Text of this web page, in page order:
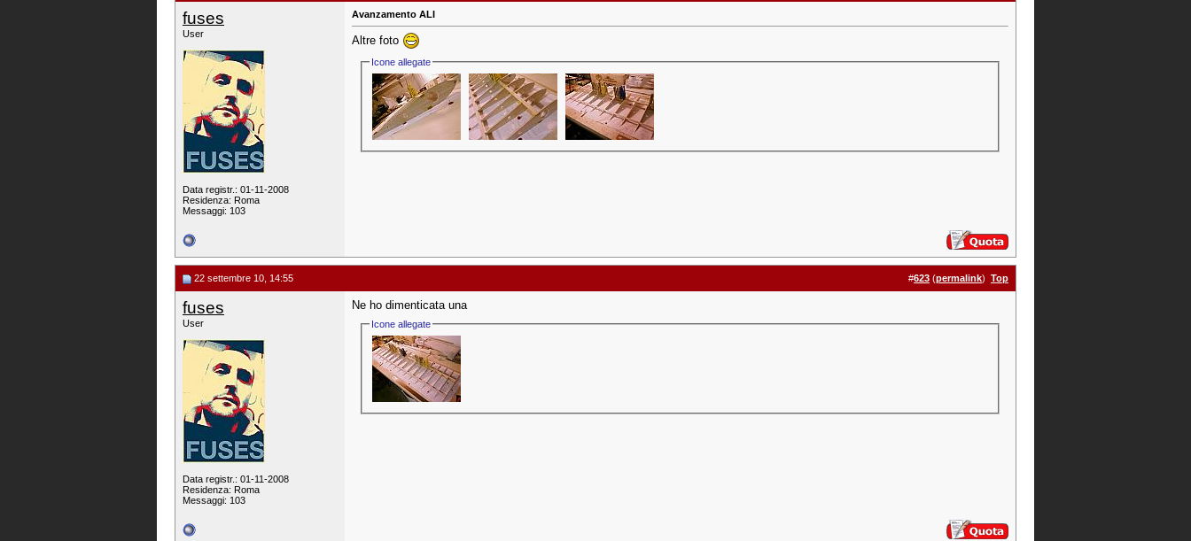
fuses
User
Data registr.: 01-11-2008
Residenza: Roma
Messaggi: 103
Avanzamento ALI
Altre foto
Icone allegate
22 settembre 10, 14:55 #623 (permalink) Top
fuses
User
Data registr.: 01-11-2008
Residenza: Roma
Messaggi: 103
Ne ho dimenticata una
Icone allegate